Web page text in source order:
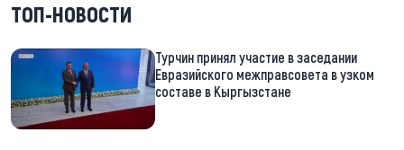
ТОП-НОВОСТИ
Турчин принял участие в заседании
Евразийского межправсовета в узком
составе в Кыргызстане